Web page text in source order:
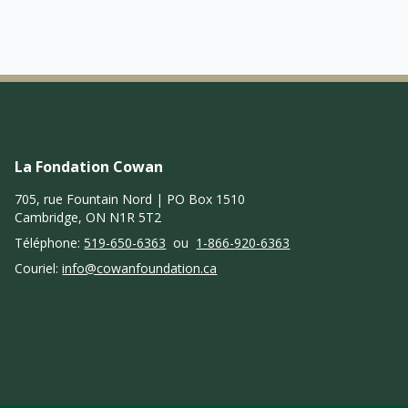
La Fondation Cowan
705, rue Fountain Nord | PO Box 1510
Cambridge, ON N1R 5T2
Téléphone:519-650-6363 ou 1-866-920-6363
Couriel:info@cowanfoundation.ca